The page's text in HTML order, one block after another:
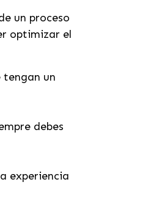
un proceso
optimizar el
un
debes
experiencia